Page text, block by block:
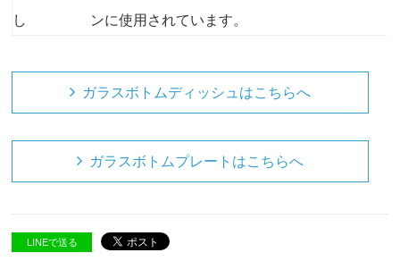
し
ンに使用されています。
ガラスボトムディッシュはこちらへ
ガラスボトムプレートはこちらへ
LINEで送る